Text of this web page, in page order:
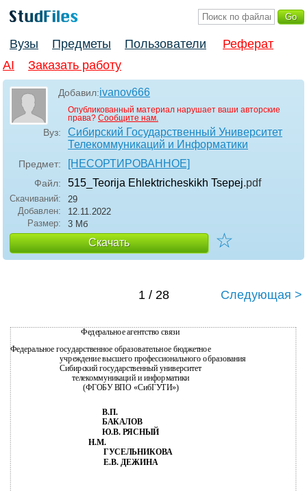
Вузы Предметы Пользователи
Реферат
AI
Заказать работу
Добавил:ivanov666
Опубликованный материал нарушает ваши авторские
права? Сообщите нам.
Вуз:
Сибирский Государственный Университет
Телекоммуникаций и Информатики
Предмет: [НЕСОРТИРОВАННОЕ]
Файл: 515_Teorija Ehlektricheskikh Tsepej.pdf
Скачиваний:
29
Добавлен:
12.11.2022
Размер:
3 Мб
Скачать ☆
1 / 28 Следующая >
Федеральное агентство связи
Федеральное государственное образовательное бюджетное
учреждение высшего профессионального образования
Сибирский государственный университет
телекоммуникаций и информатики
(ФГОБУ ВПО «СибГУТИ»)
В.П.
БАКАЛОВ
Ю.В. РЯСНЫЙ
Н.М.
ГУСЕЛЬНИКОВА
Е.В. ДЕЖИНА